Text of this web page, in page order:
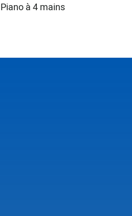
Piano à 4 mains